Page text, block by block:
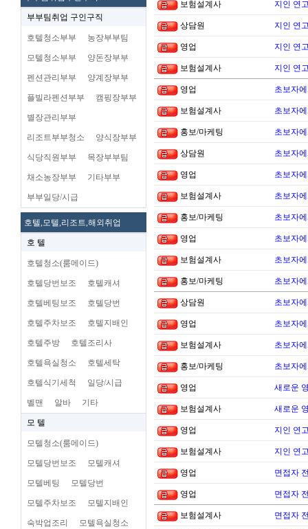
부부팀취업 구인구직
호텔청소부부 농장부부팀
모텔청소부부 양돈장부부
펜션관리부부 양계장부부
플빌라펜션부부 캠핑장부부
별장관리부부
리조트부부청소 양식장부부
식당직원부부 목장부부팀
채소농장부부 기타부부
부부일당/시급
호텔,모텔,리조트,해외취업
호 텔
호텔청소(룸메이드)
호텔당번보조 호텔캐셔
호텔베팅보조 호텔당번
호텔주차보조 호텔지배인
호텔주방 호텔조리사
호텔욕실청소 호텔세탁
호텔식기세척 일당/시급
벨맨 알바 기타
모 텔
모텔청소(룸메이드)
모텔당번보조 모텔캐셔
모텔베팅 모텔당번
모텔주차보조 모텔지배인
숙박업조리 모텔욕실청소
보험설계사 지인 연
상담원 지인 연
영업 지인 연
보험설계사 지인 연
영업 초보자
보험설계사 초보자
홍보/마케팅 초보자
상담원 초보자
영업 초보자
보험설계사 초보자
홍보/마케팅 초보자
영업 초보자
보험설계사 초보자
홍보/마케팅 초보자
상담원 초보자
영업 초보자
보험설계사 초보자
홍보/마케팅 초보자
영업 새로운
보험설계사 새로운
영업 지인 연
보험설계사 지인 연
영업 면접자
영업 면접자
보험설계사 면접자